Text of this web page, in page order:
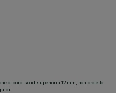
di corpi solidi superiori a 12 mm, non protetto